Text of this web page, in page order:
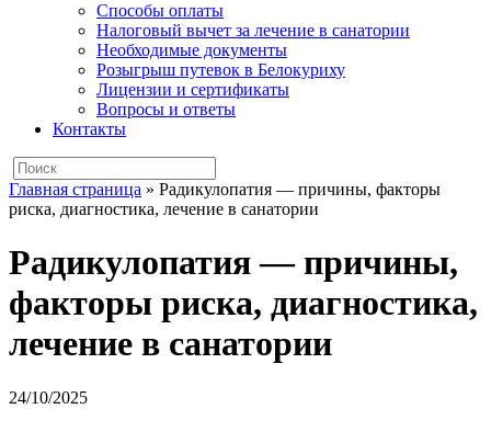
Способы оплаты
Налоговый вычет за лечение в санатории
Необходимые документы
Розыгрыш путевок в Белокуриху
Лицензии и сертификаты
Вопросы и ответы
Контакты
Главная страница » Радикулопатия — причины, факторы
риска, диагностика, лечение в санатории
Радикулопатия — причины,
факторы риска, диагностика,
лечение в санатории
24/10/2025